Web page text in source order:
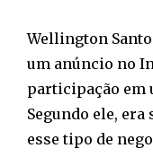
Wellington
um anúncio no
participação em
Segundo ele,
esse tipo de